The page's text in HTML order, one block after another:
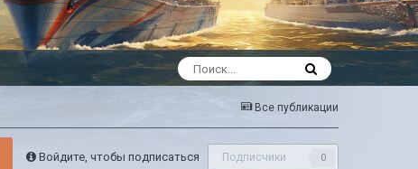
Все публикации
Войдите, чтобы подписаться Подписчики 0